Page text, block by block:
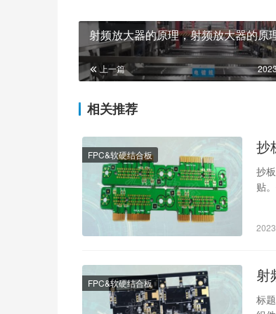
射频放大器的原理，射频放大器的原
上一篇
相关推荐
FPC&软硬结合板 抄
抄
贴
FPC&软硬结合板 射
标